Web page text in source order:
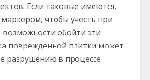
Если таковые имеются,
чтобы учесть при
возможности обойти эти
поврежденной плитки может
разрушению в процессе